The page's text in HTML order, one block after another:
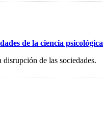
de la ciencia psicológica
de las sociedades.